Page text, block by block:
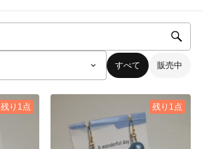
すべて 販売中
残り1点 残り1点